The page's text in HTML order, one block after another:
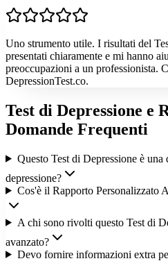
Uno strumento utile. I risultati del
presentati chiaramente e mi hanno
preoccupazioni a un professionista.
DepressionTest.co.
Test di Depressione e
Domande Frequenti
Questo Test di Depressione è
depressione?
Cos'è il Rapporto Personalizzato
A chi sono rivolti questo Test di
avanzato?
Devo fornire informazioni extra